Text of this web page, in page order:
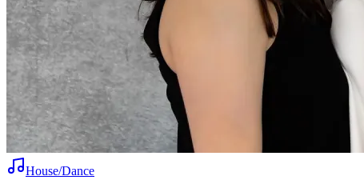
House/Dance